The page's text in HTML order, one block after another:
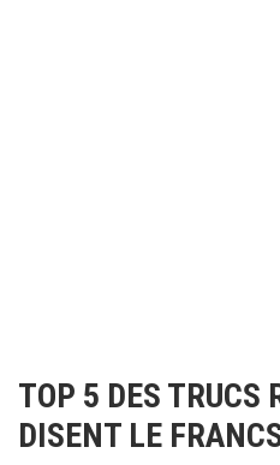
TOP 5 DES TRUCS
DISENT LE